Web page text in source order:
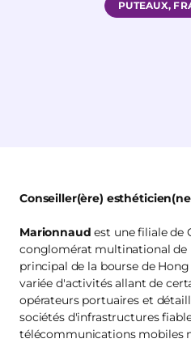
PUTEAUX,
Conseiller(ère)
Marionnaud est une filiale de
conglomérat multinational de
principal de la bourse de
variée d'activités allant de
opérateurs portuaires et
sociétés d'infrastructures
télécommunications mobiles